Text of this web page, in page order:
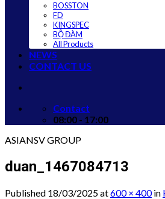
BOSSTON
FD
KINGSPEC
BỘ ĐÀM
All Products
NEWS
CONTACT US
Contact
08:00 - 17:00
ASIANSV GROUP
duan_1467084713
Published 18/03/2025at600 × 400in